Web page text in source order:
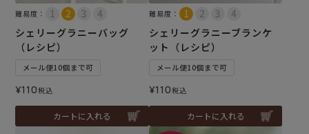
難易度：
シェリーグラニーバッグ
（レシピ）
メール便10個まで可
¥110税込
カートに入れる
難易度：
シェリーグラニーブランケ
ット（レシピ）
メール便10個まで可
¥110税込
カートに入れる